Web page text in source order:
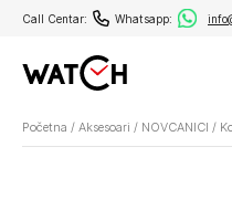
Call Centar: Whatsapp:
Početna / Aksesoari / NOVCANICI /